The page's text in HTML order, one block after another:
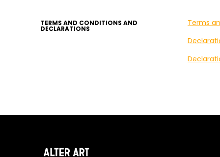
TERMS AND CONDITIONS AND
DECLARATIONS
Terms